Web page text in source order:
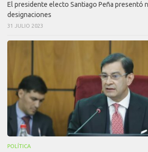
El presidente electo Santiago Peña presentó
designaciones
31 JULIO 2023
POLÍTICA